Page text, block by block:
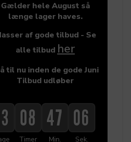
Gælder hele August så
længe lager haves.
af gode tilbud - Se
alle tilbud her
til nu inden de gode Juni
Tilbud udløber
08
Timer
47
Min.
05
Sek.